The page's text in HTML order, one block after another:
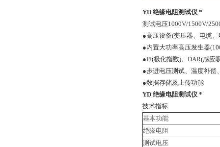
YD 绝缘电阻测试仪 *
测试电压1000V/1500V/
●高压设备(变压器、电缆
●内置大功率高压发生器
●PI(极化指数)、DAR(感应
●步进电压测试、温度补偿
●数据存储及上传功能
YD 绝缘电阻测试仪 *
技术指标
基本功能
绝缘电阻
测试电压